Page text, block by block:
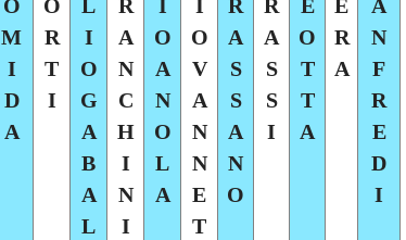
O
M
I
D
A
O
R
T
I
L
I
O
G
A
B
A
L
R
A
N
C
H
I
N
I
I
O
A
N
O
L
A
I
O
V
A
N
N
E
T
R
A
S
S
A
N
O
R
A
S
S
I
E
O
T
T
A
E
R
A
A
N
F
R
E
D
I